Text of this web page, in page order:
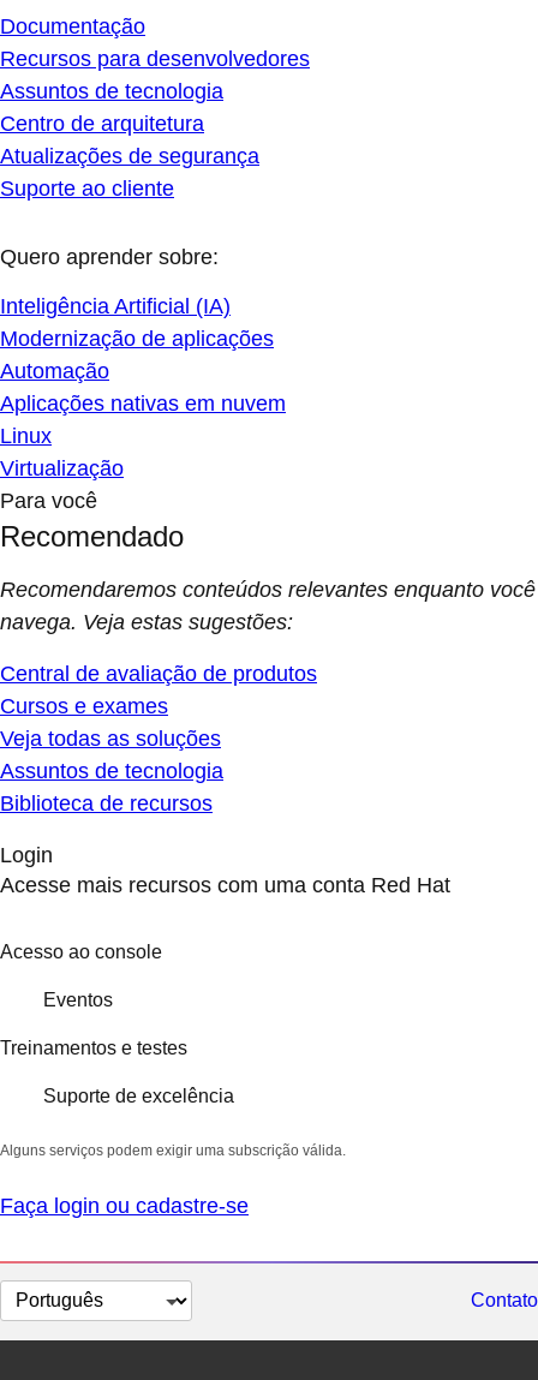
Documentação
Recursos para desenvolvedores
Assuntos de tecnologia
Centro de arquitetura
Atualizações de segurança
Suporte ao cliente
Quero aprender sobre:
Inteligência Artificial (IA)
Modernização de aplicações
Automação
Aplicações nativas em nuvem
Linux
Virtualização
Para você
Recomendado
Recomendaremos conteúdos relevantes enquanto você
navega. Veja estas sugestões:
Central de avaliação de produtos
Cursos e exames
Veja todas as soluções
Assuntos de tecnologia
Biblioteca de recursos
Login
Acesse mais recursos com uma conta Red Hat
Acesso ao console
Eventos
Treinamentos e testes
Suporte de excelência
Alguns serviços podem exigir uma subscrição válida.
Faça login ou cadastre-se
Selecionar
idioma
Contato